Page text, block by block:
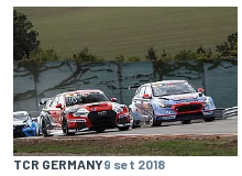
TCR GERMANY9 set 2018